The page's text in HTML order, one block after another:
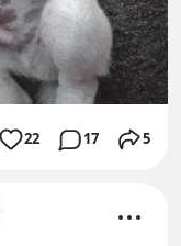
22 17 5